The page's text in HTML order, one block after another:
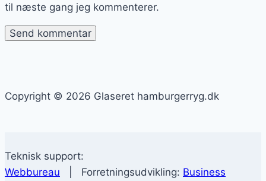
til næste gang jeg kommenterer.
Copyright © 2026 Glaseret hamburgerryg.dk
Teknisk support:
Webbureau | Forretningsudvikling: Business